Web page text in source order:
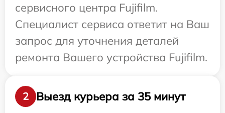
сервисного центра Fujifilm.
Специалист сервиса ответит на Ваш
запрос для уточнения деталей
ремонта Вашего устройства Fujifilm.
2 Выезд курьера за 35 минут